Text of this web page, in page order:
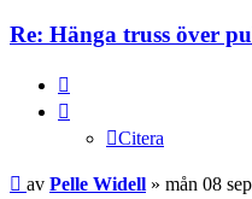
Re: Hänga truss över
Citera
Inlägg
av Pelle Widell » mån 08